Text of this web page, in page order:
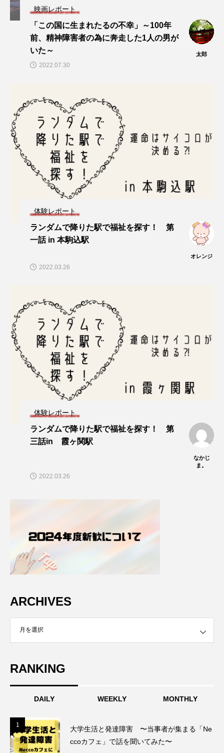
映画レポート
「この国に生まれたるの不幸」～100年
前、精神障害者の為に奔走した1人の男が
いた～
太郎
2022.07.30
体験レポート
ランダムで降りた駅で福祉を探す！ 第
一話 in 本駒込駅
オレンジ
2022.03.26
体験レポート
ランダムで降りた駅で福祉を探す！ 第
三話in 霞ヶ関駅
なかじ
ま。
2022.03.26
ARCHIVES
RANKING
DAILY WEEKLY MONTHLY
1
大学生活と発達障害 〜当事者が集まる「Ne
ccoカフェ」で話を聞いてみた〜